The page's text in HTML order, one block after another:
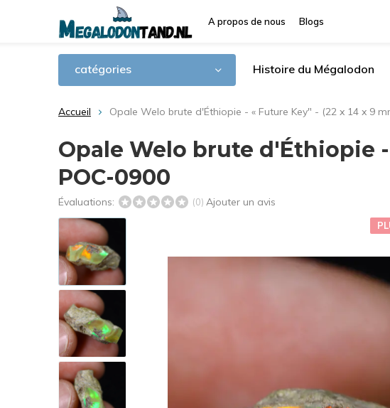
A propos de nous Blogs
catégories Histoire du Mégalodon
Accueil Opale Welo brute d'Éthiopie - « Future Key" - (22 x 14 x 9
Opale Welo brute d'Éthiopie -
POC-0900
Évaluations: (0) Ajouter un avis